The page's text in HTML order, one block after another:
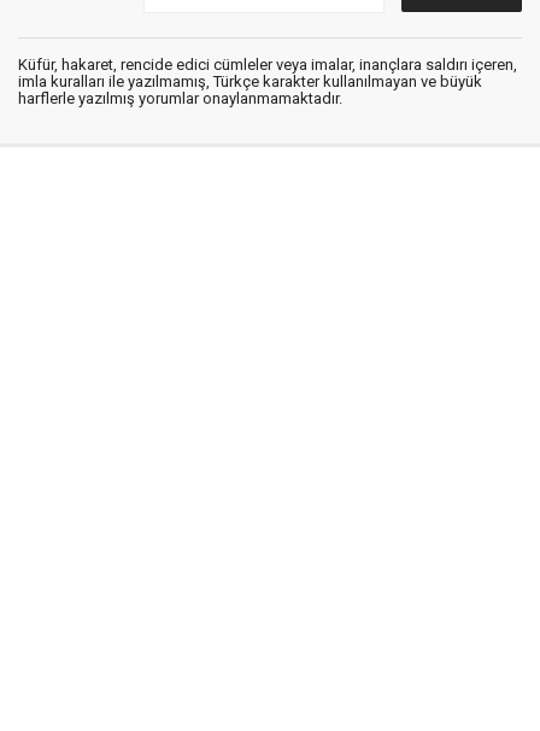
Küfür, hakaret, rencide edici cümleler veya imalar, inançlara saldırı içeren,
imla kuralları ile yazılmamış, Türkçe karakter kullanılmayan ve büyük
harflerle yazılmış yorumlar onaylanmamaktadır.